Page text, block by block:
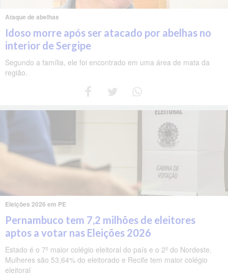
Ataque de abelhas
Idoso morre após ser atacado por abelhas no
interior de Sergipe
Segundo a família, ele foi encontrado em uma área de mata da
região.
Eleições 2026 em PE
Pernambuco tem 7,2 milhões de eleitores
aptos a votar nas Eleições 2026
Estado é o 7º maior colégio eleitoral do país e o 2º do Nordeste.
Mulheres são 53,64% do eleitorado e Recife tem maior colégio
eleitoral